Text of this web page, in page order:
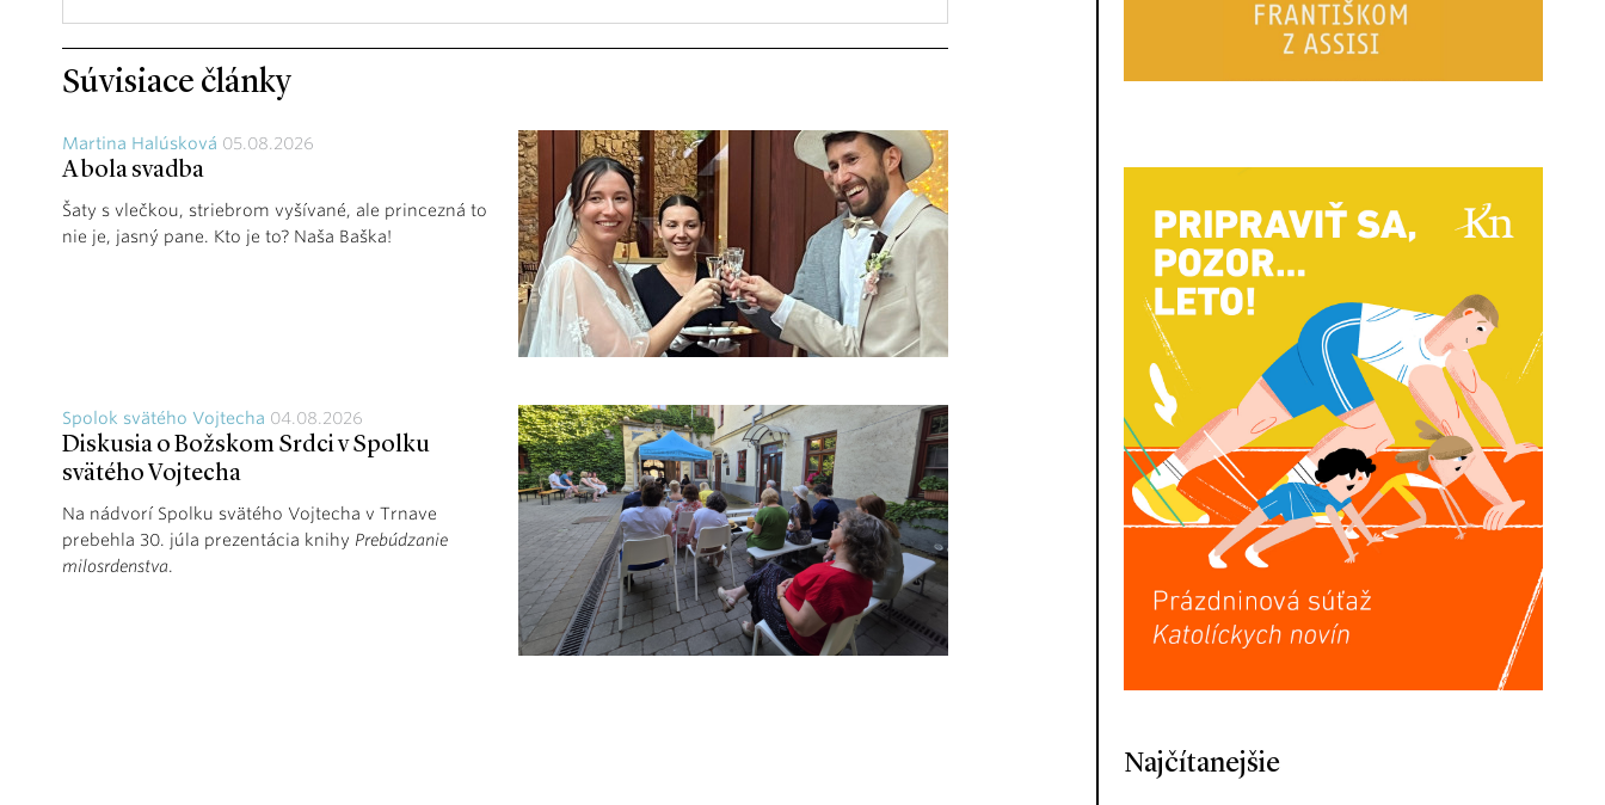
Súvisiace články
Martina Halúsková 05.08.2026
A bola svadba
Šaty s vlečkou, striebrom vyšívané, ale princezná to
nie je, jasný pane. Kto je to? Naša Baška!
Spolok svätého Vojtecha 04.08.2026
Diskusia o Božskom Srdci v Spolku
svätého Vojtecha
Na nádvorí Spolku svätého Vojtecha v Trnave
prebehla 30. júla prezentácia knihy Prebúdzanie
milosrdenstva.
Najčítanejšie